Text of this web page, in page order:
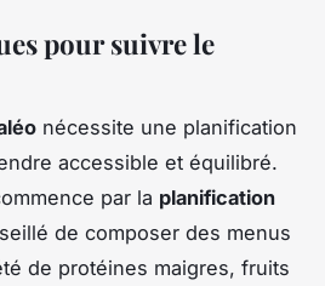
pour suivre le
nécessite une planification
accessible et équilibré.
par la planification
de composer des menus
de protéines maigres, fruits